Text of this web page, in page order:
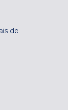
de